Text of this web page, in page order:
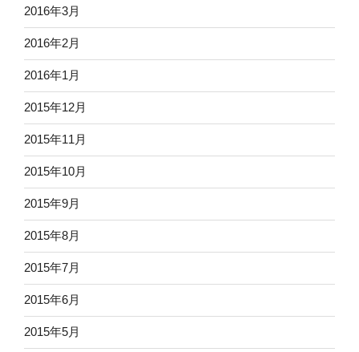
2016年3月
2016年2月
2016年1月
2015年12月
2015年11月
2015年10月
2015年9月
2015年8月
2015年7月
2015年6月
2015年5月